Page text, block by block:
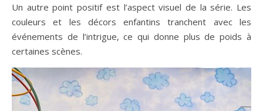
Un autre point positif est l’aspect visuel de la série. Les
couleurs et les décors enfantins tranchent avec les
événements de l’intrigue, ce qui donne plus de poids à
certaines scènes.